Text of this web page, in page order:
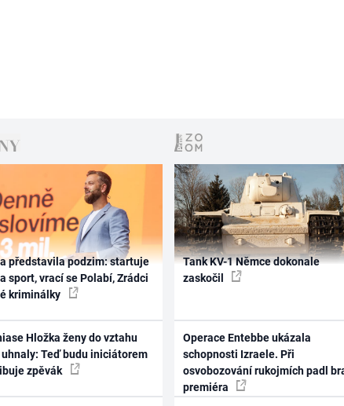
představila podzim: startuje
sport, vrací se Polabí, Zrádci
kriminálky
Hložka ženy do vztahu
uhnaly: Teď budu iniciátorem
zpěvák
Tank KV-1 Němce dokonale
zaskočil
Operace Entebbe ukázala
schopnosti Izraele. Při
osvobozování rukojmích padl
premiéra